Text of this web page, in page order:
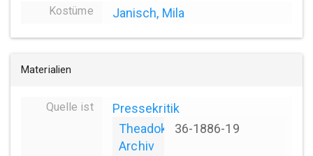
Kostüme Janisch, Mila
Materialien
Quelle ist
Pressekritik
Theadok
Archiv
36-1886-19